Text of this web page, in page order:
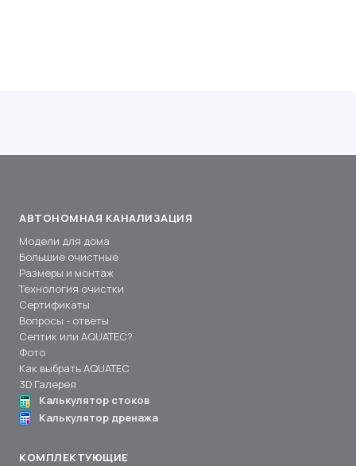
АВТОНОМНАЯ КАНАЛИЗАЦИЯ
Модели для дома
Большие очистные
Размеры и монтаж
Технология очистки
Сертификаты
Вопросы - ответы
Септик или AQUATEC?
Фото
Как выбрать AQUATEC
3D Галерея
Калькулятор стоков
Калькулятор дренажа
КОМПЛЕКТУЮЩИЕ